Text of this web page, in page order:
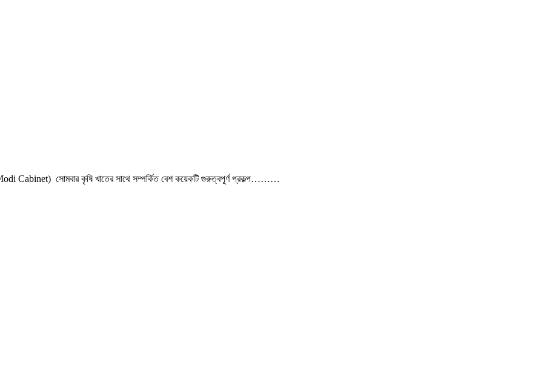
Cabinet) সোমবার কৃষি খাতের সাথে সম্পর্কিত বেশ কয়েকটি গুরুত্বপূর্ণ প্রকল্প………